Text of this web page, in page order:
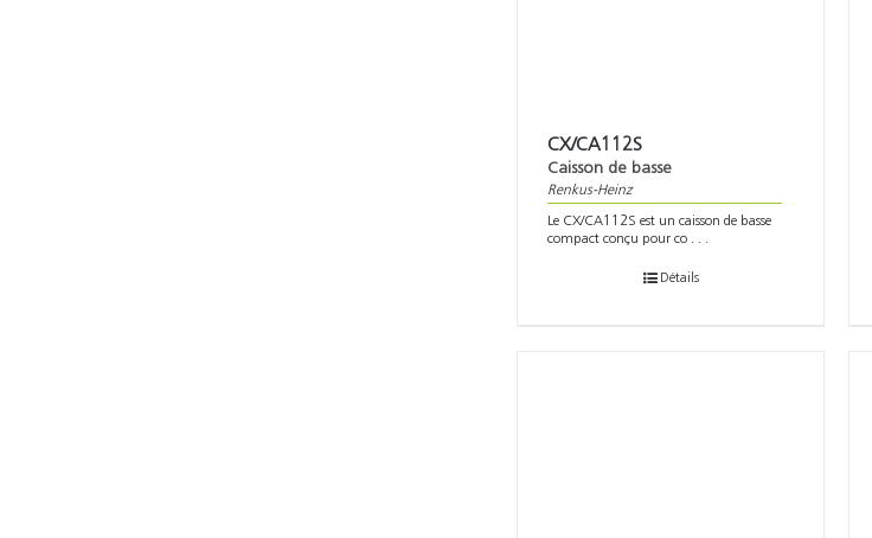
CX/CA112S
Caisson de basse
Renkus-Heinz
Le CX/CA112S est un caisson de basse
compact conçu pour co . . .
Détails